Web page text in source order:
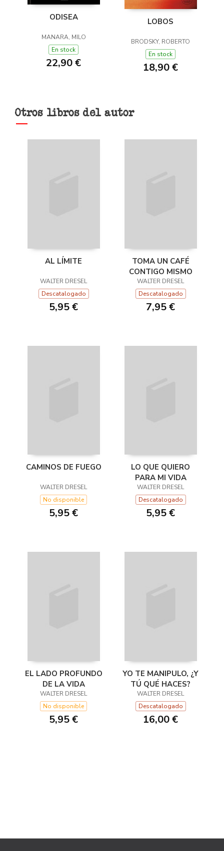
ODISEA
MANARA, MILO
En stock
22,90 €
LOBOS
BRODSKY, ROBERTO
En stock
18,90 €
Otros libros del autor
AL LÍMITE
WALTER DRESEL
Descatalogado
5,95 €
TOMA UN CAFÉ
CONTIGO MISMO
WALTER DRESEL
Descatalogado
7,95 €
CAMINOS DE FUEGO
WALTER DRESEL
No disponible
5,95 €
LO QUE QUIERO
PARA MI VIDA
WALTER DRESEL
Descatalogado
5,95 €
EL LADO PROFUNDO
DE LA VIDA
WALTER DRESEL
No disponible
5,95 €
YO TE MANIPULO, ¿Y
TÚ QUÉ HACES?
WALTER DRESEL
Descatalogado
16,00 €